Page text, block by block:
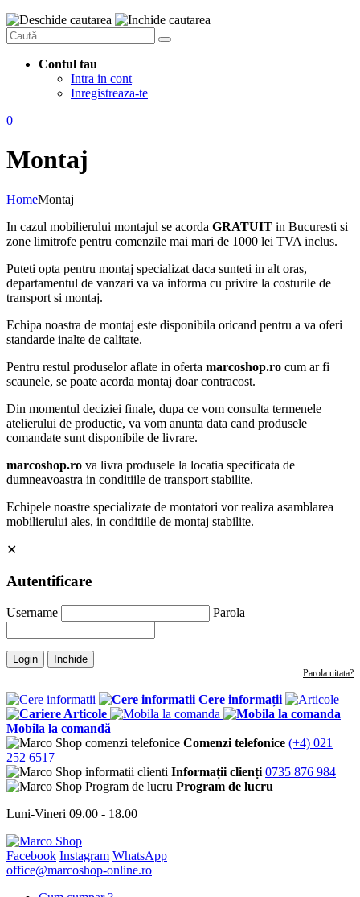
Contul tau
Intra in cont
Inregistreaza-te
0
Montaj
HomeMontaj
In cazul mobilierului montajul se acorda GRATUIT in Bucuresti si
zone limitrofe pentru comenzile mai mari de 1000 lei TVA inclus.
Puteti opta pentru montaj specializat daca sunteti in alt oras,
departamentul de vanzari va va informa cu privire la costurile de
transport si montaj.
Echipa noastra de montaj este disponibila oricand pentru a va oferi
standarde inalte de calitate.
Pentru restul produselor aflate in oferta marcoshop.ro cum ar fi
scaunele, se poate acorda montaj doar contracost.
Din momentul deciziei finale, dupa ce vom consulta termenele
atelierului de productie, va vom anunta data cand produsele
comandate sunt disponibile de livrare.
marcoshop.ro va livra produsele la locatia specificata de
dumneavoastra in conditiile de transport stabilite.
Echipele noastre specializate de montatori vor realiza asamblarea
mobilierului ales, in conditiile de montaj stabilite.
✕
Autentificare
Username Parola
Login Inchide
Parola uitata?
Cere informații
Articole
Mobila la comandă
Comenzi telefonice (+4) 021
252 6517
Informații clienți 0735 876 984
Program de lucru
Luni-Vineri 09.00 - 18.00
Facebook Instagram WhatsApp
office@marcoshop-online.ro